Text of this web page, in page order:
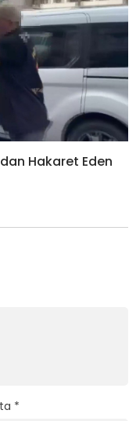
Hakaret Eden
*